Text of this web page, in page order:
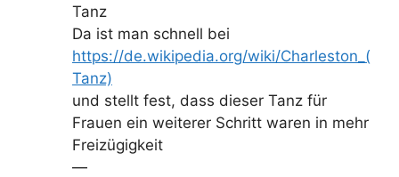
Tanz
Da ist man schnell bei
https://de.wikipedia.org/wiki/Charleston_(
Tanz)
und stellt fest, dass dieser Tanz für
Frauen ein weiterer Schritt waren in mehr
Freizügigkeit
—